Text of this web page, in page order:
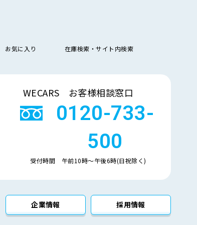
苦情処理の窓口」等について本基本方針を
要に応じて見直しています。
お気に入り 在庫検索・サイト内検索
WECARS お客様相談窓口
0120-733-
500
受付時間 午前10時〜午後6時(日祝除く)
企業情報 採用情報